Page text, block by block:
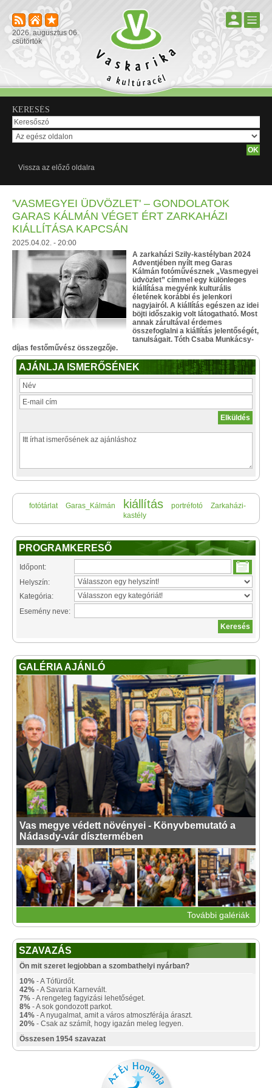
2026. augusztus 06.
csütörtök
KERESÉS
Vissza az előző oldalra
'VASMEGYEI ÜDVÖZLET' – GONDOLATOK
GARAS KÁLMÁN VÉGET ÉRT ZARKAHÁZI
KIÁLLÍTÁSA KAPCSÁN
2025.04.02. - 20:00
A zarkaházi Szily-kastélyban 2024
Adventjében nyílt meg Garas
Kálmán fotóművésznek „Vasmegyei
üdvözlet” címmel egy különleges
kiállítása megyénk kulturális
életének korábbi és jelenkori
nagyjairól. A kiállítás egészen az idei
böjti időszakig volt látogatható. Most
annak zárultával érdemes
összefoglalni a kiállítás jelentőségét,
tanulságait. Tóth Csaba Munkácsy-
díjas festőművész összegzője.
AJÁNLJA ISMERŐSÉNEK
fotótárlat Garas_Kálmán kiállítás portréfotó
Zarkaházi-
kastély
PROGRAMKERESŐ
Időpont:
Helyszín:
Kategória:
Esemény neve:
GALÉRIA AJÁNLÓ
Vas megye védett növényei - Könyvbemutató a
Nádasdy-vár dísztermében
További galériák
SZAVAZÁS
Ön mit szeret legjobban a szombathelyi nyárban?
10% - A Tófürdőt.
42% - A Savaria Karnevált.
7% - A rengeteg fagyizási lehetőséget.
8% - A sok gondozott parkot.
14% - A nyugalmat, amit a város atmoszférája áraszt.
20% - Csak az számít, hogy igazán meleg legyen.
Összesen 1954 szavazat